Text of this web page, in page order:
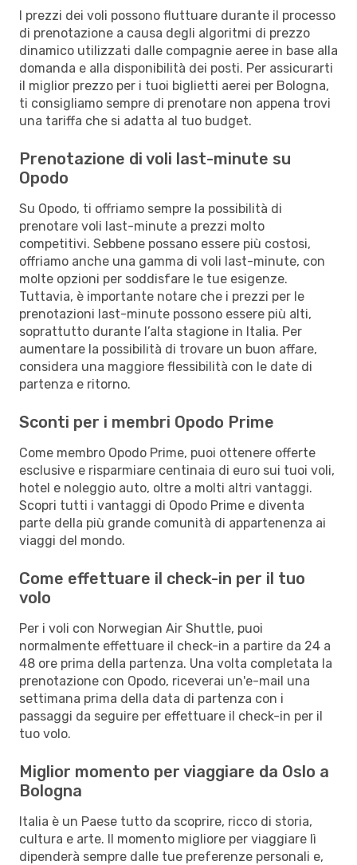
I prezzi dei voli possono fluttuare durante il processo
di prenotazione a causa degli algoritmi di prezzo
dinamico utilizzati dalle compagnie aeree in base alla
domanda e alla disponibilità dei posti. Per assicurarti
il miglior prezzo per i tuoi biglietti aerei per Bologna,
ti consigliamo sempre di prenotare non appena trovi
una tariffa che si adatta al tuo budget.
Prenotazione di voli last-minute su
Opodo
Su Opodo, ti offriamo sempre la possibilità di
prenotare voli last-minute a prezzi molto
competitivi. Sebbene possano essere più costosi,
offriamo anche una gamma di voli last-minute, con
molte opzioni per soddisfare le tue esigenze.
Tuttavia, è importante notare che i prezzi per le
prenotazioni last-minute possono essere più alti,
soprattutto durante l’alta stagione in Italia. Per
aumentare la possibilità di trovare un buon affare,
considera una maggiore flessibilità con le date di
partenza e ritorno.
Sconti per i membri Opodo Prime
Come membro Opodo Prime, puoi ottenere offerte
esclusive e risparmiare centinaia di euro sui tuoi voli,
hotel e noleggio auto, oltre a molti altri vantaggi.
Scopri tutti i vantaggi di Opodo Prime e diventa
parte della più grande comunità di appartenenza ai
viaggi del mondo.
Come effettuare il check-in per il tuo
volo
Per i voli con Norwegian Air Shuttle, puoi
normalmente effettuare il check-in a partire da 24 a
48 ore prima della partenza. Una volta completata la
prenotazione con Opodo, riceverai un'e-mail una
settimana prima della data di partenza con i
passaggi da seguire per effettuare il check-in per il
tuo volo.
Miglior momento per viaggiare da Oslo a
Bologna
Italia è un Paese tutto da scoprire, ricco di storia,
cultura e arte. Il momento migliore per viaggiare lì
dipenderà sempre dalle tue preferenze personali e,